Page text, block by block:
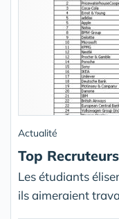
Actualité
Top
Les étudiants
ils aimeraient